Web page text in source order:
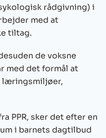
rådgivning) i
med at
tiltag.
de voksne
med det formål at
læringsmiljøer,
PPR, sker det efter en
i barnets dagtilbud